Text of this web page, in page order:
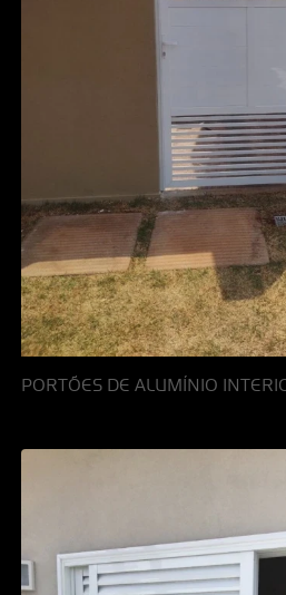
PORTÕES DE ALUMÍNIO